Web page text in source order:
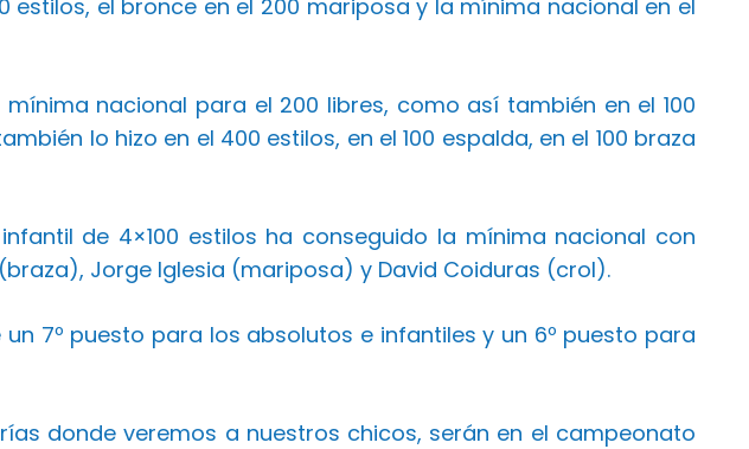
estilos, el bronce en el 200 mariposa y la mínima nacional en el
nacional para el 200 libres, como así también en el 100
lo hizo en el 400 estilos, en el 100 espalda, en el 100 braza
de 4×100 estilos ha conseguido la mínima nacional con
Jorge Iglesia (mariposa) y David Coiduras (crol).
7º puesto para los absolutos e infantiles y un 6º puesto para
donde veremos a nuestros chicos, serán en el campeonato